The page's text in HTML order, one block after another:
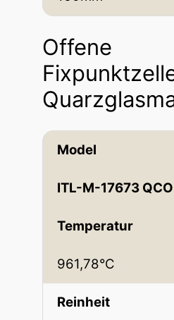
Offene
Model
ITL-M-17673 QCO
Temperatur
961,78°C
Reinheit